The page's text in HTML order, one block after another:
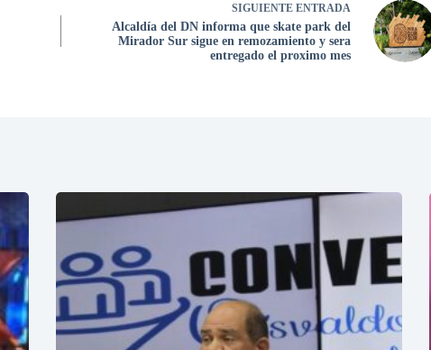
SIGUIENTE ENTRADA
Alcaldía del DN informa que skate park del
Mirador Sur sigue en remozamiento y sera
entregado el proximo mes